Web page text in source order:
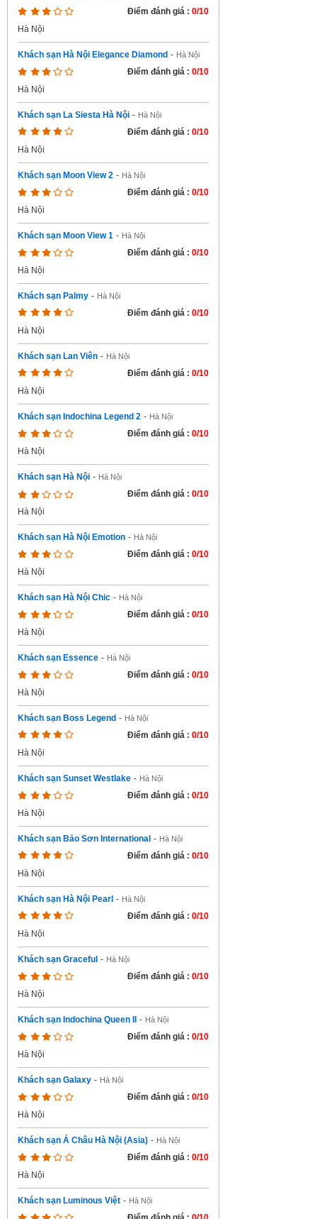
Điểm đánh giá : 0/10
Hà Nội
Khách sạn Hà Nội Elegance Diamond - Hà Nội
Điểm đánh giá : 0/10
Hà Nội
Khách sạn La Siesta Hà Nội - Hà Nội
Điểm đánh giá : 0/10
Hà Nội
Khách sạn Moon View 2 - Hà Nội
Điểm đánh giá : 0/10
Hà Nội
Khách sạn Moon View 1 - Hà Nội
Điểm đánh giá : 0/10
Hà Nội
Khách sạn Palmy - Hà Nội
Điểm đánh giá : 0/10
Hà Nội
Khách sạn Lan Viên - Hà Nội
Điểm đánh giá : 0/10
Hà Nội
Khách sạn Indochina Legend 2 - Hà Nội
Điểm đánh giá : 0/10
Hà Nội
Khách sạn Hà Nội - Hà Nội
Điểm đánh giá : 0/10
Hà Nội
Khách sạn Hà Nội Emotion - Hà Nội
Điểm đánh giá : 0/10
Hà Nội
Khách sạn Hà Nội Chic - Hà Nội
Điểm đánh giá : 0/10
Hà Nội
Khách sạn Essence - Hà Nội
Điểm đánh giá : 0/10
Hà Nội
Khách sạn Boss Legend - Hà Nội
Điểm đánh giá : 0/10
Hà Nội
Khách sạn Sunset Westlake - Hà Nội
Điểm đánh giá : 0/10
Hà Nội
Khách sạn Bảo Sơn International - Hà Nội
Điểm đánh giá : 0/10
Hà Nội
Khách sạn Hà Nội Pearl - Hà Nội
Điểm đánh giá : 0/10
Hà Nội
Khách sạn Graceful - Hà Nội
Điểm đánh giá : 0/10
Hà Nội
Khách sạn Indochina Queen II - Hà Nội
Điểm đánh giá : 0/10
Hà Nội
Khách sạn Galaxy - Hà Nội
Điểm đánh giá : 0/10
Hà Nội
Khách sạn Á Châu Hà Nội (Asia) - Hà Nội
Điểm đánh giá : 0/10
Hà Nội
Khách sạn Luminous Việt - Hà Nội